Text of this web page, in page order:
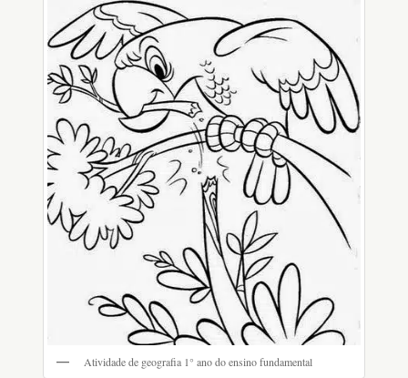
Atividade de geografia 1° ano do ensino fundamental